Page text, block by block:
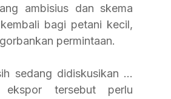
ambisius dan skema
bagi petani kecil,
permintaan.
sedang didiskusikan …
tersebut perlu